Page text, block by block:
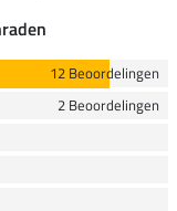
12 Beoordelingen
2 Beoordelingen